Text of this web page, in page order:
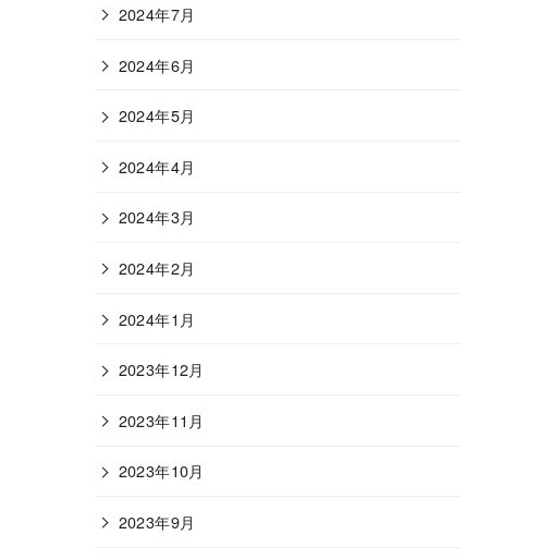
2024年7月
2024年6月
2024年5月
2024年4月
2024年3月
2024年2月
2024年1月
2023年12月
2023年11月
2023年10月
2023年9月